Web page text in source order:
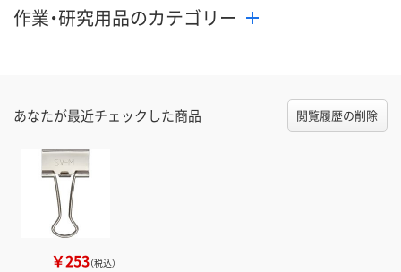
作業・研究用品のカテゴリー
あなたが最近チェックした商品 閲覧履歴の削除
￥253（税込）